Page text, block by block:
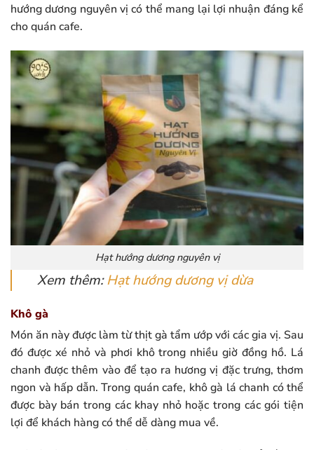
hướng dương nguyên vị có thể mang lại lợi nhuận đáng kể
cho quán cafe.
Hạt hướng dương nguyên vị
Xem thêm:Hạt hướng dương vị dừa
Khô gà
Món ăn này được làm từ thịt gà tẩm ướp với các gia vị. Sau
đó được xé nhỏ và phơi khô trong nhiều giờ đồng hồ. Lá
chanh được thêm vào để tạo ra hương vị đặc trưng, thơm
ngon và hấp dẫn. Trong quán cafe, khô gà lá chanh có thể
được bày bán trong các khay nhỏ hoặc trong các gói tiện
lợi để khách hàng có thể dễ dàng mua về.